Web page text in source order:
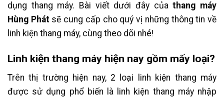
dụng thang máy. Bài viết dưới đây củathang máy
Hùng Phátsẽ cung cấp cho quý vị những thông tin về
linh kiện thang máy, cùng theo dõi nhé!
Linh kiện thang máy hiện nay gồm mấy loại?
Trên thị trường hiện nay, 2 loại linh kiện thang máy
được sử dụng phổ biến là linh kiện thang máy nhập